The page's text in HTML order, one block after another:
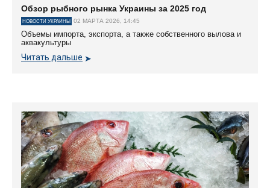
Обзор рыбного рынка Украины за 2025 год
НОВОСТИ УКРАИНЫ 02 МАРТА 2026, 14:45
Объемы импорта, экспорта, а также собственного вылова и
аквакультуры
Читать дальше